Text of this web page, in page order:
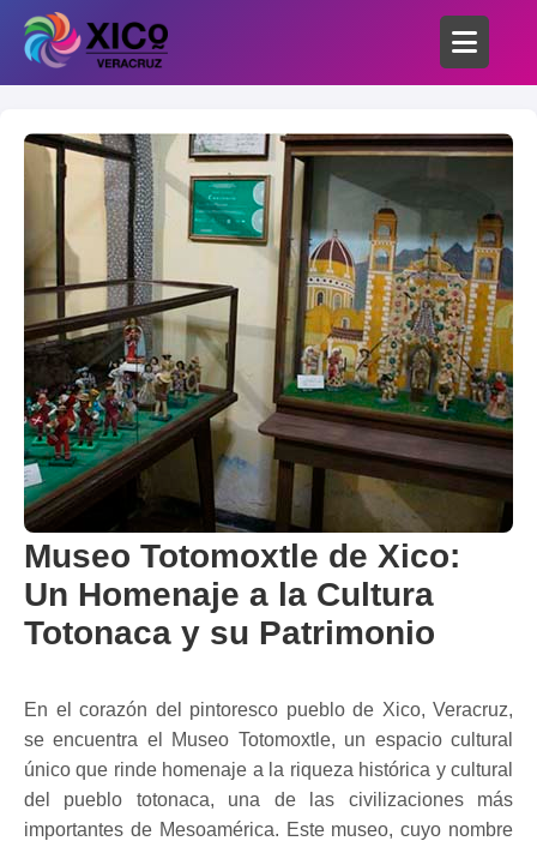
Museo Totomoxtle de Xico:
Un Homenaje a la Cultura
Totonaca y su Patrimonio
En el corazón del pintoresco pueblo de Xico, Veracruz,
se encuentra el Museo Totomoxtle, un espacio cultural
único que rinde homenaje a la riqueza histórica y cultural
del pueblo totonaca, una de las civilizaciones más
importantes de Mesoamérica. Este museo, cuyo nombre